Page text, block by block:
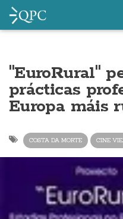
"EuroRural"
prácticas
Europa máis
COSTA DA MORTE CINE